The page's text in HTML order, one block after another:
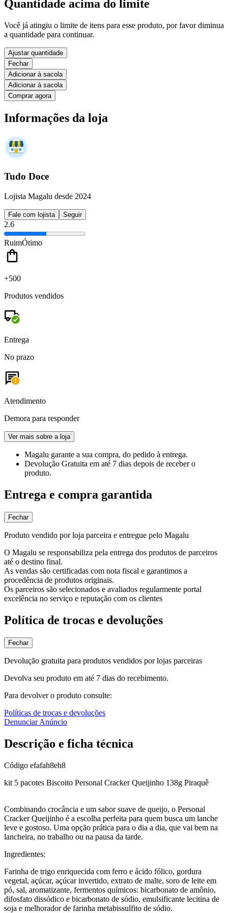
Quantidade acima do limite
Você já atingiu o limite de itens para esse produto, por favor diminua
a quantidade para continuar.
Ajustar quantidade
Fechar
Adicionar à sacola
Adicionar à sacola
Comprar agora
Informações da loja
Tudo Doce
Lojista Magalu desde 2024
Fale com lojista Seguir
2.6
RuimÓtimo
+500
Produtos vendidos
Entrega
No prazo
Atendimento
Demora para responder
Ver mais sobre a loja
Magalu garante a sua compra, do pedido à entrega.
Devolução Gratuita em até 7 dias depois de receber o
produto.
Entrega e compra garantida
Fechar
Produto vendido por loja parceira e entregue pelo Magalu
O Magalu se responsabiliza pela entrega dos produtos de parceiros
até o destino final.
As vendas são certificadas com nota fiscal e garantimos a
procedência de produtos originais.
Os parceiros são selecionados e avaliados regularmente portal
excelência no serviço e reputação com os clientes
Política de trocas e devoluções
Fechar
Devolução gratuita para produtos vendidos por lojas parceiras
Devolva seu produto em até 7 dias do recebimento.
Para devolver o produto consulte:
Políticas de trocas e devoluções
Denunciar Anúncio
Descrição e ficha técnica
Código efafah8eh8
kit 5 pacotes Biscoito Personal Cracker Queijinho 138g Piraquê
Combinando crocância e um sabor suave de queijo, o Personal
Cracker Queijinho é a escolha perfeita para quem busca um lanche
leve e gostoso. Uma opção prática para o dia a dia, que vai bem na
lancheira, no trabalho ou na pausa da tarde.
Ingredientes:
Farinha de trigo enriquecida com ferro e ácido fólico, gordura
vegetal, açúcar, açúcar invertido, extrato de malte, soro de leite em
pó, sal, aromatizante, fermentos químicos: bicarbonato de amônio,
difosfato dissódico e bicarbonato de sódio, emulsificante lecitina de
soja e melhorador de farinha metabissulfito de sódio.